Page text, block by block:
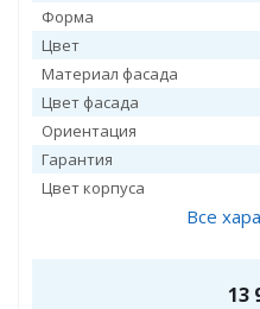
Форма
Цвет
Материал фасада
Цвет фасада
Ориентация
Гарантия
Цвет корпуса
Все
13